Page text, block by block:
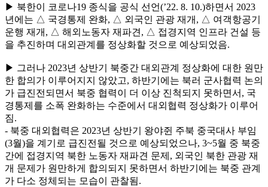
▶ 북한이 코로나19 종식을 공식 선언(’22. 8. 10.)하면서 2023
년에는 △ 국경통제 완화, △ 외국인 관광 재개, △ 여객항공기
운행 재개, △ 해외노동자 재파견, △ 접경지역 인프라 건설 등
을 추진하며 대외관계를 정상화할 것으로 예상되었음.
▶ 그러나 2023년 상반기 북중간 대외관계 정상화에 대한 원만
한 합의가 이루어지지 않았고, 하반기에는 북러 군사협력 논의
가 급진전되면서 북중 협력이 더 이상 진척되지 못하면서, 국
경통제를 소폭 완화하는 수준에서 대외협력 정상화가 이루어
짐.
- 북중 대외협력은 2023년 상반기 왕야쥔 주북 중국대사 부임
(3월)을 계기로 급진전될 것으로 예상되었으나, 3~5월 중 북중
간에 접경지역 북한 노동자 재파견 문제, 외국인 북한 관광 재
개 문제가 원만하게 합의되지 못하면서 하반기에는 북중 관계
가 다소 정체되는 모습이 관찰됨.